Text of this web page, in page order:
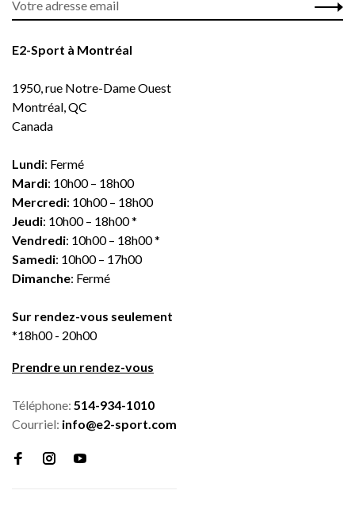
E2-Sport à Montréal
1950, rue Notre-Dame Ouest
Montréal, QC
Canada
Lundi: Fermé
Mardi: 10h00 – 18h00
Mercredi: 10h00 – 18h00
Jeudi: 10h00 – 18h00 *
Vendredi: 10h00 – 18h00 *
Samedi: 10h00 – 17h00
Dimanche: Fermé
Sur rendez-vous seulement
*18h00 - 20h00
Prendre un rendez-vous
Téléphone: 514-934-1010
Courriel: info@e2-sport.com